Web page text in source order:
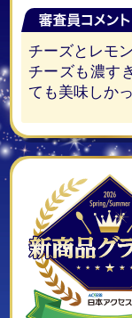
チーズとレモ
チーズも濃す
ても美味しか